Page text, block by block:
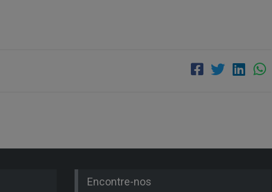
Encontre-nos